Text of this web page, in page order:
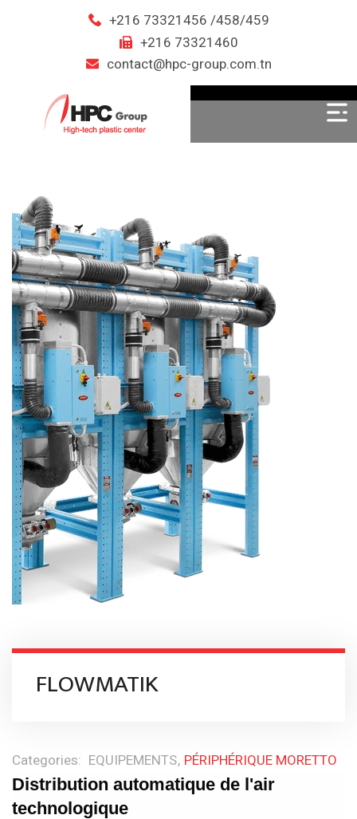
+216 73321456 /458/459
+216 73321460
contact@hpc-group.com.tn
FLOWMATIK
Categories: EQUIPEMENTS PÉRIPHÉRIQUE MORETTO
Distribution automatique de l'air
technologique